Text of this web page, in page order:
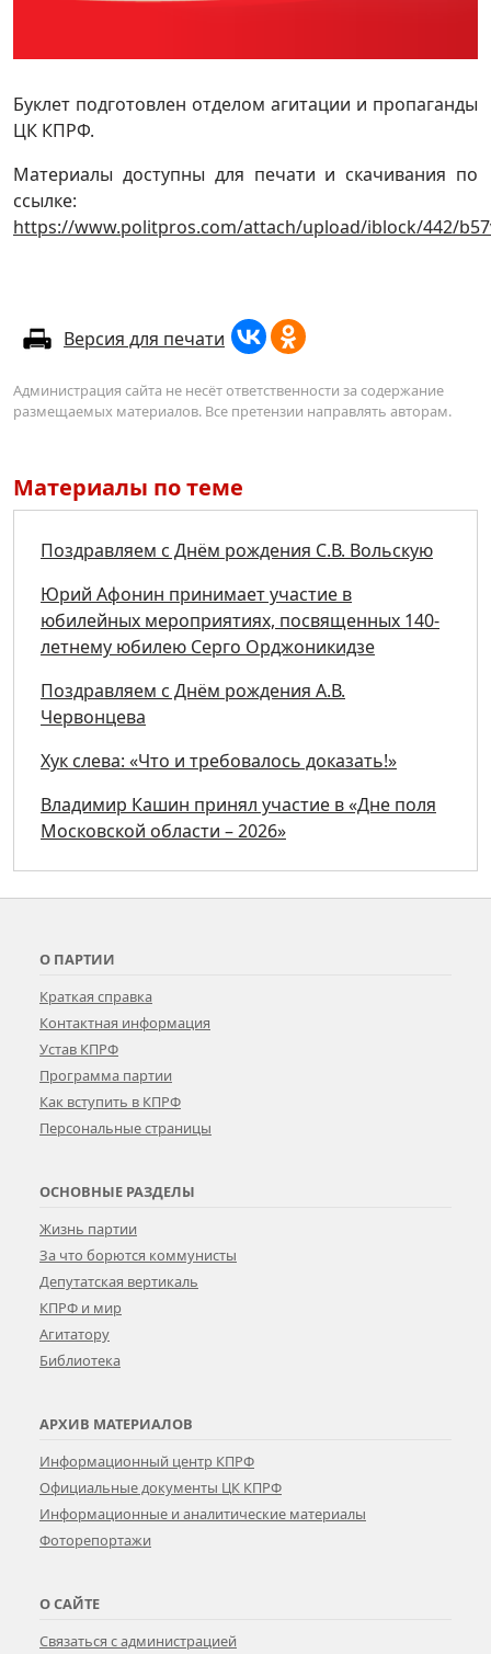
Буклет подготовлен отделом агитации и пропаганды
ЦК КПРФ.
Материалы доступны для печати и скачивания по
ссылке:
https://www.politpros.com/attach/upload/iblock/442/
Версия для печати
Администрация сайта не несёт ответственности за содержание
размещаемых материалов. Все претензии направлять авторам.
Материалы по теме
Поздравляем с Днём рождения С.В. Вольскую
Юрий Афонин принимает участие в
юбилейных мероприятиях, посвященных 140-
летнему юбилею Серго Орджоникидзе
Поздравляем с Днём рождения А.В.
Червонцева
Хук слева: «Что и требовалось доказать!»
Владимир Кашин принял участие в «Дне поля
Московской области – 2026»
О ПАРТИИ
Краткая справка
Контактная информация
Устав КПРФ
Программа партии
Как вступить в КПРФ
Персональные страницы
ОСНОВНЫЕ РАЗДЕЛЫ
Жизнь партии
За что борются коммунисты
Депутатская вертикаль
КПРФ и мир
Агитатору
Библиотека
АРХИВ МАТЕРИАЛОВ
Информационный центр КПРФ
Официальные документы ЦК КПРФ
Информационные и аналитические материалы
Фоторепортажи
О САЙТЕ
Связаться с администрацией